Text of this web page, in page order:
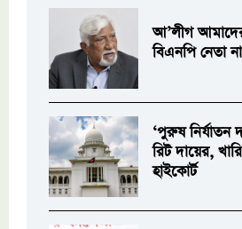
আ’লীগ
বিএনপি নেতা
‘পুরুষ
রিট দায়ের,
হাইকোর্ট